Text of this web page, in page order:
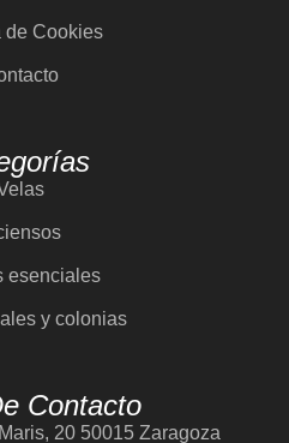
de Cookies
esenciales
y colonias
Contacto
20 50015 Zaragoza